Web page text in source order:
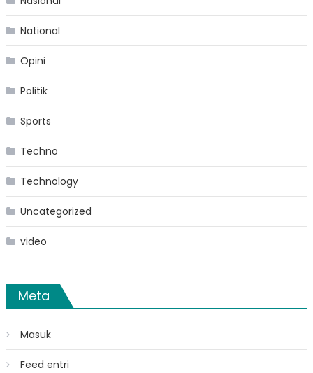
National
Opini
Politik
Sports
Techno
Technology
Uncategorized
video
Meta
Masuk
Feed entri